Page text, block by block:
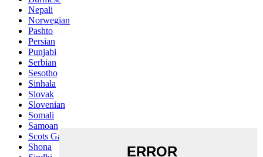
Nepali
Norwegian
Pashto
Persian
Punjabi
Serbian
Sesotho
Sinhala
Slovak
Slovenian
Somali
Samoan
Scots Gaelic
Shona